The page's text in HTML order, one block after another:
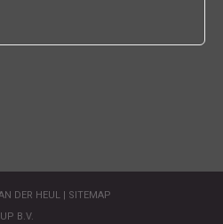
DER HEUL | SITEMAP
B.V.